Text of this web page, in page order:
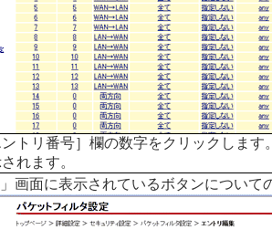
トリ番号］欄の数字をクリックします
れます。
面に表示されているボタンについて